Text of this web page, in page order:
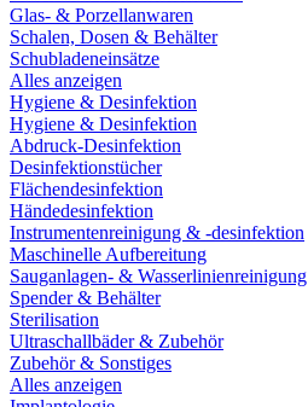
Glas- & Porzellanwaren
Schalen, Dosen & Behälter
Schubladeneinsätze
Alles anzeigen
Hygiene & Desinfektion
Hygiene & Desinfektion
Abdruck-Desinfektion
Desinfektionstücher
Flächendesinfektion
Händedesinfektion
Instrumentenreinigung & -desinfektion
Maschinelle Aufbereitung
Sauganlagen- & Wasserlinienreinigung
Spender & Behälter
Sterilisation
Ultraschallbäder & Zubehör
Zubehör & Sonstiges
Alles anzeigen